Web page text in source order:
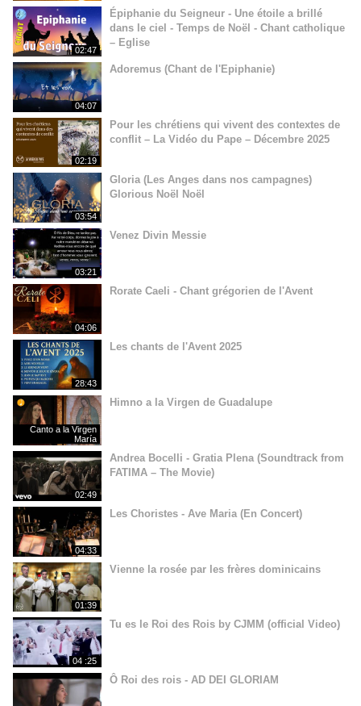
02:47
Épiphanie du Seigneur - Une étoile a brillé
dans le ciel - Temps de Noël - Chant catholique
– Eglise
04:07
Adoremus (Chant de l'Epiphanie)
02:19
Pour les chrétiens qui vivent des contextes de
conflit – La Vidéo du Pape – Décembre 2025
03:54
Gloria (Les Anges dans nos campagnes)
Glorious Noël Noël
03:21
Venez Divin Messie
04:06
Rorate Caeli - Chant grégorien de l'Avent
28:43
Les chants de l'Avent 2025
Canto a la Virgen
María
Himno a la Virgen de Guadalupe
02:49
Andrea Bocelli - Gratia Plena (Soundtrack from
FATIMA – The Movie)
04:33
Les Choristes - Ave Maria (En Concert)
01:39
Vienne la rosée par les frères dominicains
04 :25
Tu es le Roi des Rois by CJMM (official Video)
Ô Roi des rois - AD DEI GLORIAM